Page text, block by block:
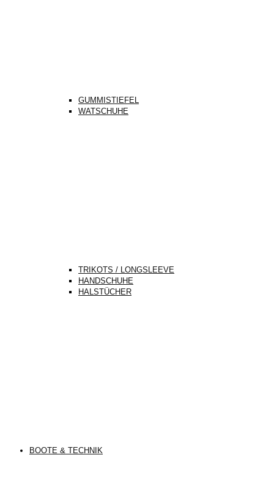
GUMMISTIEFEL
WATSCHUHE
TRIKOTS / LONGSLEEVE
HANDSCHUHE
HALSTÜCHER
BOOTE & TECHNIK